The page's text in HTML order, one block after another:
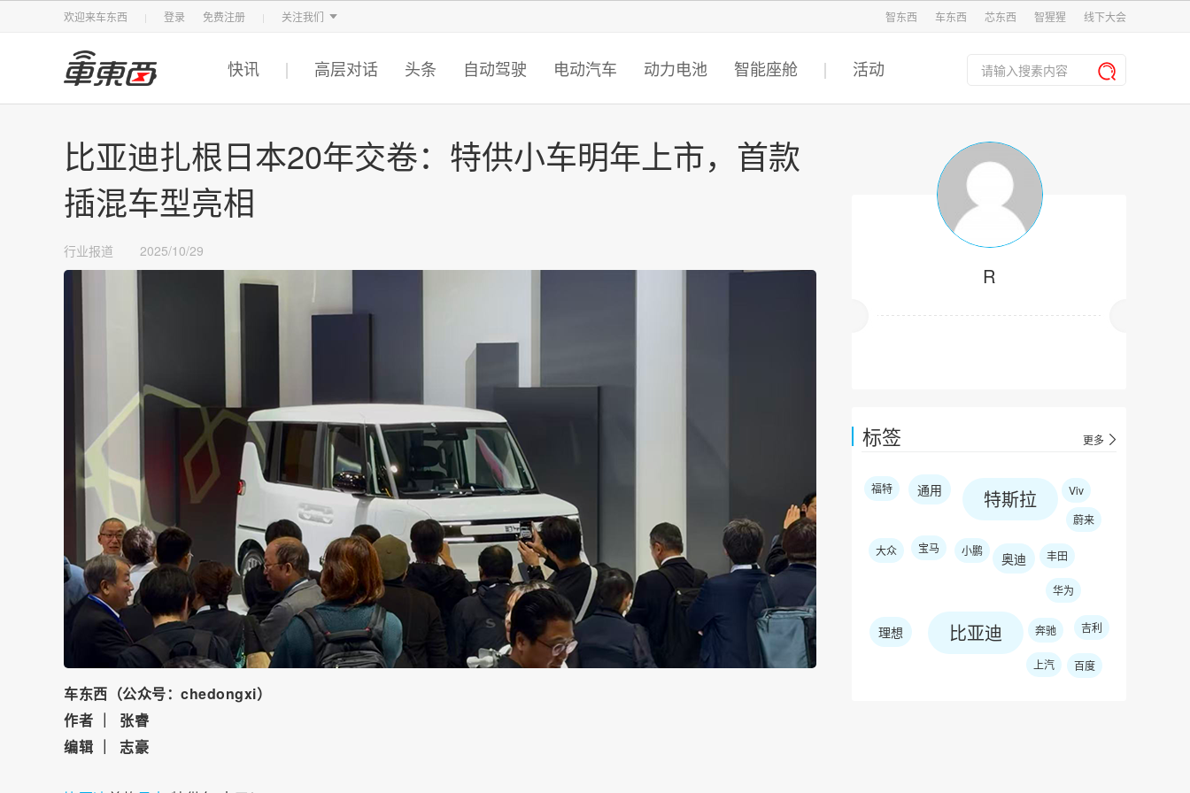
欢迎来车东西 登录 免费注册 关注我们
智东西 车东西 芯东西 智猩猩
智东西 车东西 芯东西 智猩猩 线下大会
快讯 高层对话 头条 自动驾驶 电动汽车 动力电池 智能座舱 活动
R
标签 更多
福特 通用 特斯拉
Viv
蔚来
大众 宝马 小鹏 奥迪 丰田
华为
理想 比亚迪 奔驰 吉利
上汽 百度
比亚迪扎根日本20年交卷：特供小车明年上市，首款
插混车型亮相
行业报道 2025/10/29
车东西（公众号：chedongxi）
作者 ｜ 张睿
编辑 ｜ 志豪